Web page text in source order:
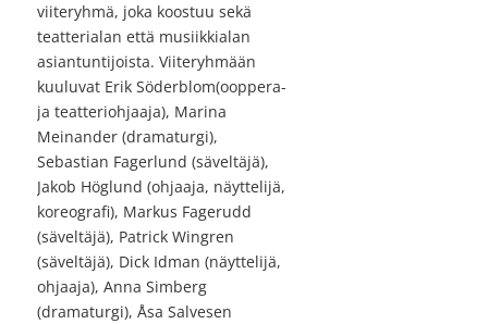
viiteryhmä, joka koostuu sekä
teatterialan että musiikkialan
asiantuntijoista. Viiteryhmään
kuuluvat Erik Söderblom(ooppera-
ja teatteriohjaaja), Marina
Meinander (dramaturgi),
Sebastian Fagerlund (säveltäjä),
Jakob Höglund (ohjaaja, näyttelijä,
koreografi), Markus Fagerudd
(säveltäjä), Patrick Wingren
(säveltäjä), Dick Idman (näyttelijä,
ohjaaja), Anna Simberg
(dramaturgi), Åsa Salvesen